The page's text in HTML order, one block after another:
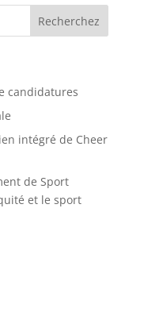
candidatures
intégré de Cheer
de Sport
et le sport